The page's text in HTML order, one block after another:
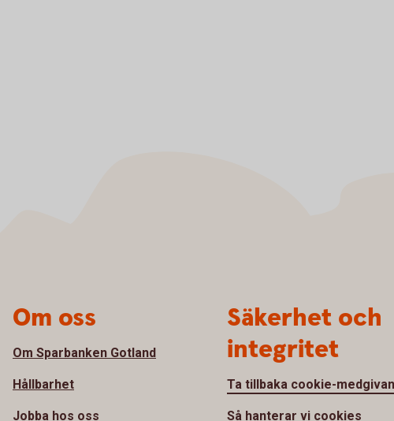
Om oss
Om Sparbanken Gotland
Hållbarhet
Jobba hos oss
Säkerhet och
integritet
Ta tillbaka cookie-
Så hanterar vi cookies